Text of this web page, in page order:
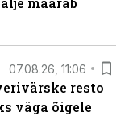
07.08.26, 11:06
resto
väga õigele